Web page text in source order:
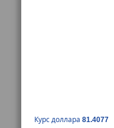
Курс доллара 81.4077